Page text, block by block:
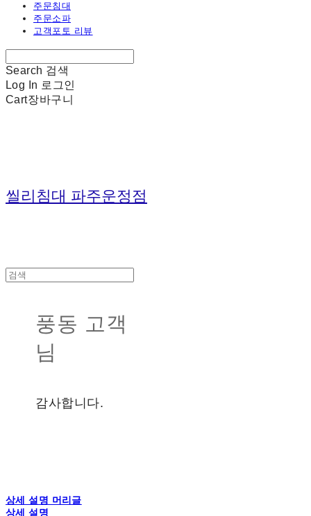
주문침대
주문소파
고객포토 리뷰
Search 검색
Log In 로그인
Cart장바구니
씰리침대 파주운정점
풍동 고객
님
감사합니다.
상세 설명 머리글
상세 설명